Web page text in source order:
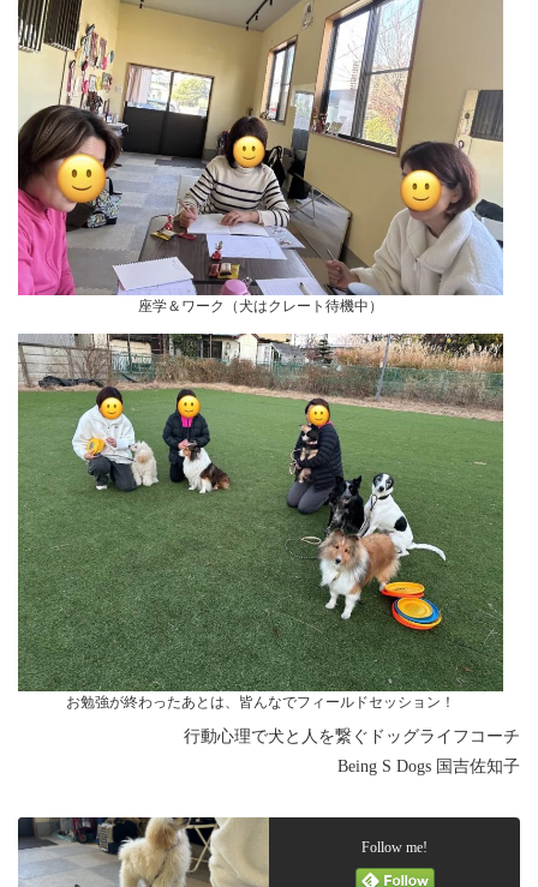
座学＆ワーク（犬はクレート待機中）
お勉強が終わったあとは、皆んなでフィールドセッション！
行動心理で犬と人を繋ぐドッグライフコーチ
Being S Dogs 国吉佐知子
Follow me!